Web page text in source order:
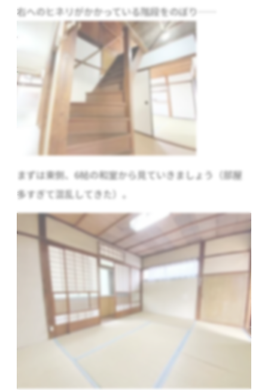
右へのヒネリがかかっている階段をのぼり……
まずは東側、6帖の和室から見ていきましょう（部屋
多すぎて混乱してきた）。